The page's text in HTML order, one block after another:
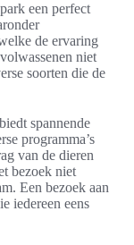
een perfect
de ervaring
niet
soorten die de
biedt spannende
programma’s
van de dieren
bezoek niet
Een bezoek aan
iedereen eens